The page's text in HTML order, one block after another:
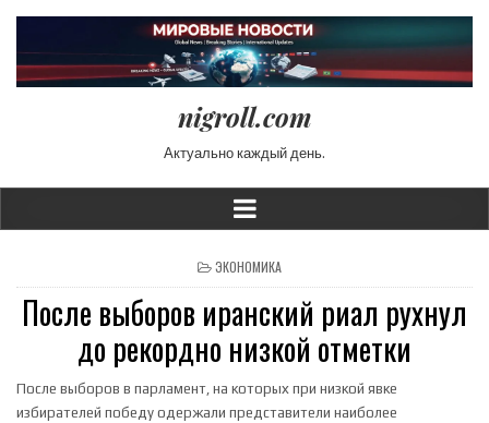
nigroll.com
Актуально каждый день.
POSTED IN
ЭКОНОМИКА
После выборов иранский риал рухнул
до рекордно низкой отметки
После выборов в парламент, на которых при низкой явке
избирателей победу одержали представители наиболее